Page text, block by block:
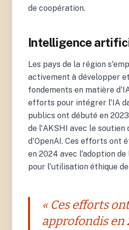
de coopération.
Intelligence
Les pays de la région
activement à développer
fondements en matière
efforts pour intégrer l'IA
publics ont débuté en
de l'AKSHI avec le
d'OpenAI. Ces efforts ont
en 2024 avec l'adoption
pour l'utilisation éthique
« Ces efforts
approfondis en